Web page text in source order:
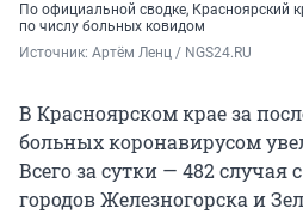
По официальной сводке, Красноярский
по числу больных ковидом
Источник: Артём Ленц / NGS24.RU
В Красноярском крае за
больных коронавирусом
Всего за сутки — 482
городов Железногорска и